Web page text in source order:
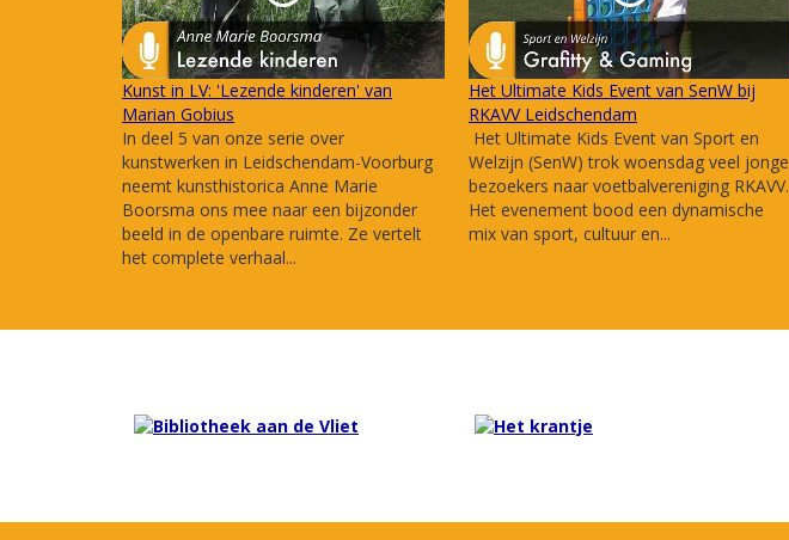
Kunst in LV: 'Lezende kinderen' van
Marian Gobius
In deel 5 van onze serie over
kunstwerken in Leidschendam-Voorburg
neemt kunsthistorica Anne Marie
Boorsma ons mee naar een bijzonder
beeld in de openbare ruimte. Ze vertelt
het complete verhaal...
Het Ultimate Kids Event van SenW bij
RKAVV Leidschendam
Het Ultimate Kids Event van Sport en
Welzijn (SenW) trok woensdag veel jonge
bezoekers naar voetbalvereniging RKAVV.
Het evenement bood een dynamische
mix van sport, cultuur en...